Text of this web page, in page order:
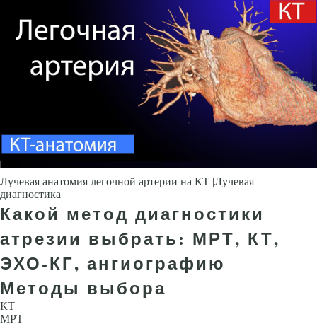
Лучевая анатомия легочной артерии на КТ |Лучевая
диагностика|
Какой метод диагностики
атрезии выбрать: МРТ, КТ,
ЭХО-КГ, ангиографию
Методы выбора
КТ
МРТ